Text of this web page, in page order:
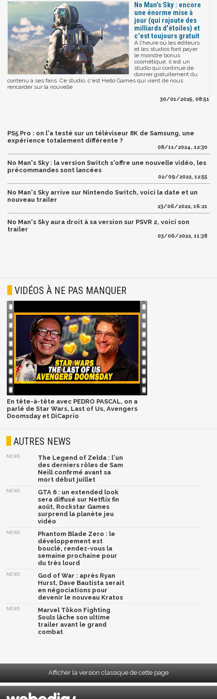
No Man's Sky : encore
une énorme mise à
jour (qui rajoute des
milliards d'étoiles) et
c'est toujours gratuit
A l'heure où les éditeurs
et les studios font payer
le moindre bonus
cosmétique, il est un
studio qui continue de
donner gratuitement du
contenu à ses fans. Ce studio, c'est Hello Games qui vient de nous
rencarder sur la nouvelle
30/01/2025, 08:51
PS5 Pro : on l'a testé sur un téléviseur 8K de Samsung, une
expérience totalement différente ?
08/11/2024, 12:30
No Man's Sky : la version Switch s'offre une nouvelle vidéo, les
précommandes sont lancées
02/09/2022, 12:55
No Man's Sky arrive sur Nintendo Switch, voici la date et un
nouveau trailer
23/06/2022, 16:21
No Man's Sky aura droit à sa version sur PSVR 2, voici son
trailer
03/06/2022, 11:38
VIDÉOS À NE PAS MANQUER
En tête-à-tête avec PEDRO PASCAL, on a
parlé de Star Wars, Last of Us, Avengers
Doomsday et DiCaprio
AUTRES NEWS
NEWS
The Legend of Zelda : l'un
des derniers rôles de Sam
Neill confirmé avant sa
mort début juillet
NEWS
GTA 6 : un extended look
sera diffusé sur Netflix fin
août, Rockstar Games
surprend la planète jeu
vidéo
NEWS
Phantom Blade Zero : le
développement est
bouclé, rendez-vous la
semaine prochaine pour
du très lourd
NEWS
God of War : après Ryan
Hurst, Dave Bautista serait
en négociations pour
devenir le nouveau Kratos
NEWS
Marvel Tōkon Fighting
Souls lâche son ultime
trailer avant le grand
combat
Afficher la version classique de cette page